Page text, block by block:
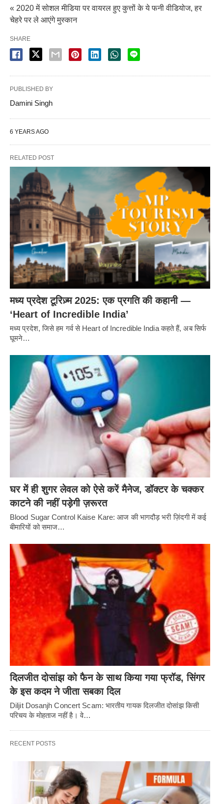
« 2020 में सोशल मीडिया पर वायरल हुए कुत्तों के ये फनी वीडियोज, हर
चेहरे पर ले आएंगे मुस्कान
SHARE
PUBLISHED BY
Damini Singh
6 YEARS AGO
RELATED POST
मध्य प्रदेश टूरिज़्म 2025: एक प्रगति की कहानी —
‘Heart of Incredible India’
मध्य प्रदेश, जिसे हम गर्व से Heart of Incredible India कहते हैं, अब सिर्फ
घूमने…
घर में ही शुगर लेवल को ऐसे करें मैनेज, डॉक्टर के चक्कर
काटने की नहीं पड़ेगी ज़रूरत
Blood Sugar Control Kaise Kare: आज की भागदौड़ भरी ज़िंदगी में कई
बीमारियों को समाज…
दिलजीत दोसांझ को फैन के साथ किया गया फ्रॉड, सिंगर
के इस कदम ने जीता सबका दिल
Diljit Dosanjh Concert Scam: भारतीय गायक दिलजीत दोसांझ किसी
परिचय के मोहताज नहीं है। वे…
RECENT POSTS